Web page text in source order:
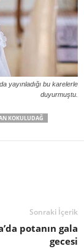
yayınladığı bu karelerle
duyurmuştu.
KOKULUDAĞ
Sonraki İçerik
potanın gala
gecesi